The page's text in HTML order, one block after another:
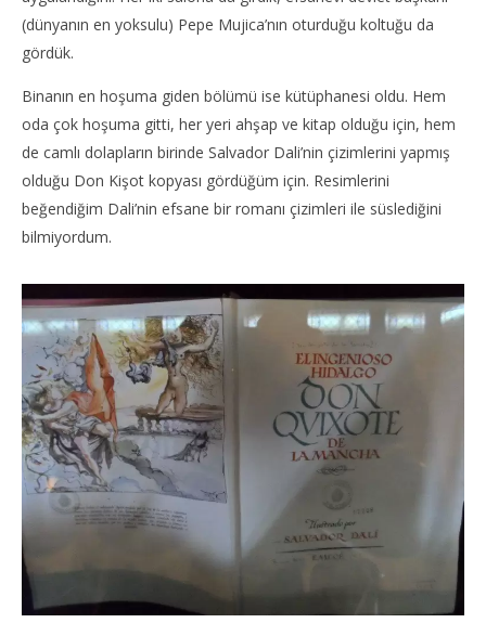
(dünyanın en yoksulu) Pepe Mujica’nın oturduğu koltuğu da
gördük.
Binanın en hoşuma giden bölümü ise kütüphanesi oldu. Hem
oda çok hoşuma gitti, her yeri ahşap ve kitap olduğu için, hem
de camlı dolapların birinde Salvador Dali’nin çizimlerini yapmış
olduğu Don Kişot kopyası gördüğüm için. Resimlerini
beğendiğim Dali’nin efsane bir romanı çizimleri ile süslediğini
bilmiyordum.